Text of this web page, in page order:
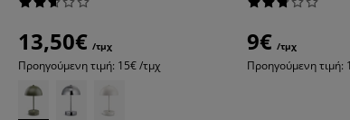
13,50€ /τμχ
Προηγούμενη τιμή: 15€ /τμχ
9€ /τμχ
Προηγούμενη τιμή: